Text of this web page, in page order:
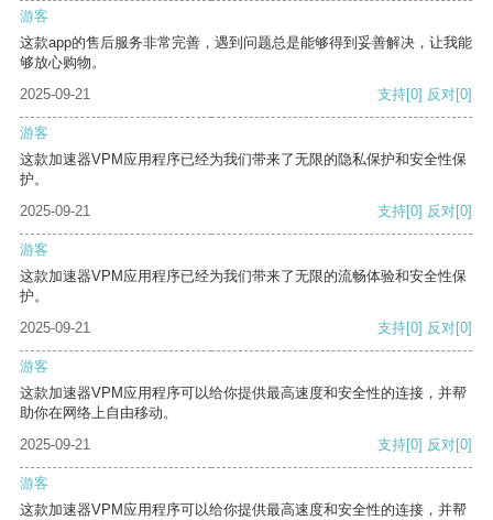
游客
这款app的售后服务非常完善，遇到问题总是能够得到妥善解决，让我能
够放心购物。
2025-09-21
支持[0] 反对[0]
游客
这款加速器VPM应用程序已经为我们带来了无限的隐私保护和安全性保
护。
2025-09-21
支持[0] 反对[0]
游客
这款加速器VPM应用程序已经为我们带来了无限的流畅体验和安全性保
护。
2025-09-21
支持[0] 反对[0]
游客
这款加速器VPM应用程序可以给你提供最高速度和安全性的连接，并帮
助你在网络上自由移动。
2025-09-21
支持[0] 反对[0]
游客
这款加速器VPM应用程序可以给你提供最高速度和安全性的连接，并帮